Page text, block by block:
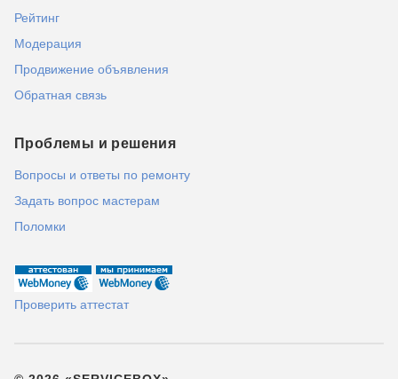
Рейтинг
Модерация
Продвижение объявления
Обратная связь
Проблемы и решения
Вопросы и ответы по ремонту
Задать вопрос мастерам
Поломки
Проверить аттестат